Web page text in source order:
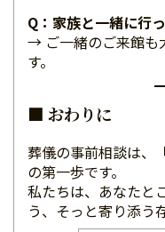
Q：家族と一緒に行
→ ご一緒のご来館も
す。
■ おわりに
葬儀の事前相談は、
の第一歩です。
私たちは、あなたと
う、そっと寄り添う